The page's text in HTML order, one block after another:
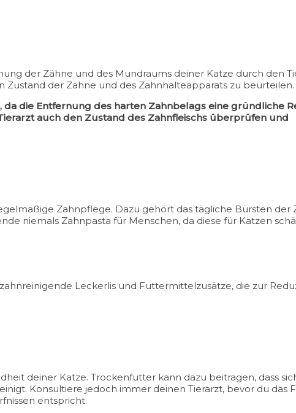
der Zähne und des Mundraums deiner Katze durch den
der Zähne und des Zahnhalteapparats zu beurteilen.
die Entfernung des harten Zahnbelags eine gründliche
auch den Zustand des Zahnfleischs überprüfen und
Zahnpflege. Dazu gehört das tägliche Bürsten der
niemals Zahnpasta für Menschen, da diese für Katzen
Leckerlis und Futtermittelzusätze, die zur
deiner Katze. Trockenfutter kann dazu beitragen, dass
Konsultiere jedoch immer deinen Tierarzt, bevor du das
entspricht.